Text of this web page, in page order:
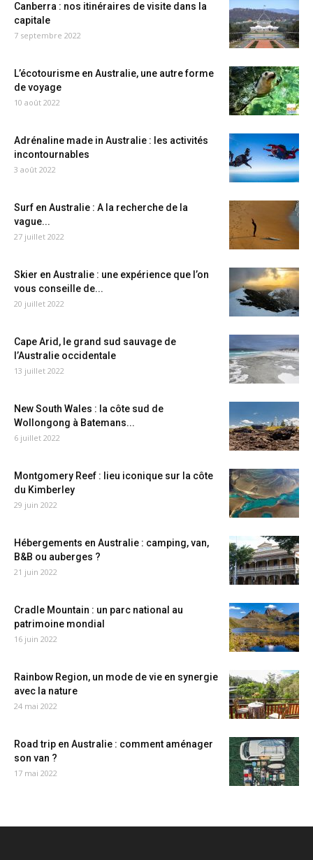
Canberra : nos itinéraires de visite dans la
capitale
7 septembre 2022
L’écotourisme en Australie, une autre forme
de voyage
10 août 2022
Adrénaline made in Australie : les activités
incontournables
3 août 2022
Surf en Australie : A la recherche de la
vague...
27 juillet 2022
Skier en Australie : une expérience que l’on
vous conseille de...
20 juillet 2022
Cape Arid, le grand sud sauvage de
l’Australie occidentale
13 juillet 2022
New South Wales : la côte sud de
Wollongong à Batemans...
6 juillet 2022
Montgomery Reef : lieu iconique sur la côte
du Kimberley
29 juin 2022
Hébergements en Australie : camping, van,
B&B ou auberges ?
21 juin 2022
Cradle Mountain : un parc national au
patrimoine mondial
16 juin 2022
Rainbow Region, un mode de vie en synergie
avec la nature
24 mai 2022
Road trip en Australie : comment aménager
son van ?
17 mai 2022